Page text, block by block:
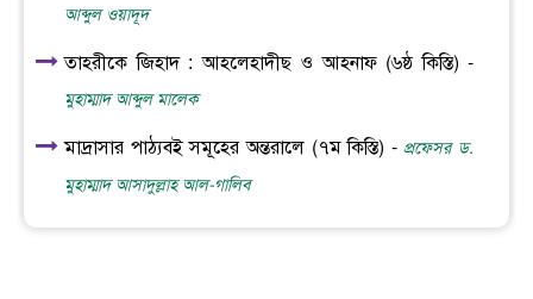
আব্দুল ওয়াদূদ
তাহরীকে জিহাদ : আহলেহাদীছ ও আহনাফ (৬ষ্ঠ কিস্তি) -
মুহাম্মাদ আব্দুল মালেক
মাদ্রাসার পাঠ্যবই সমূহের অন্তরালে (৭ম কিস্তি) -প্রফেসর ড.
মুহাম্মাদ আসাদুল্লাহ আল-গালিব